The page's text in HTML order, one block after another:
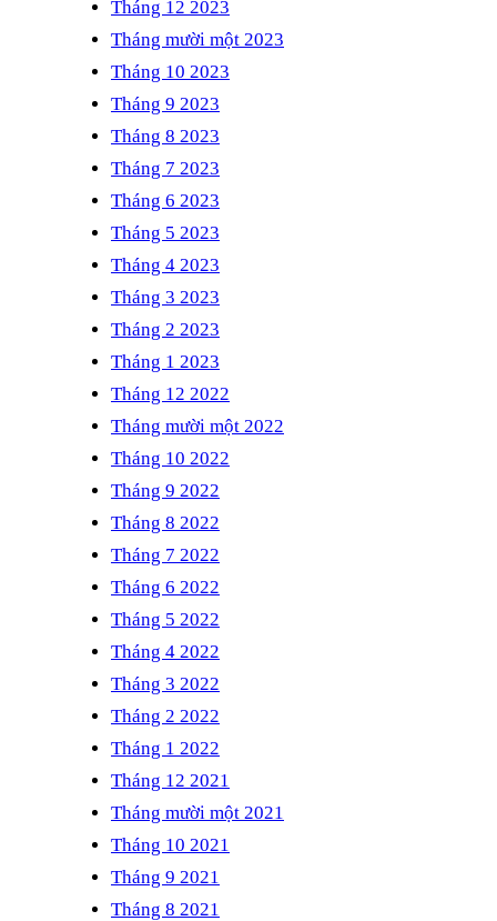
Tháng 12 2023
Tháng mười một 2023
Tháng 10 2023
Tháng 9 2023
Tháng 8 2023
Tháng 7 2023
Tháng 6 2023
Tháng 5 2023
Tháng 4 2023
Tháng 3 2023
Tháng 2 2023
Tháng 1 2023
Tháng 12 2022
Tháng mười một 2022
Tháng 10 2022
Tháng 9 2022
Tháng 8 2022
Tháng 7 2022
Tháng 6 2022
Tháng 5 2022
Tháng 4 2022
Tháng 3 2022
Tháng 2 2022
Tháng 1 2022
Tháng 12 2021
Tháng mười một 2021
Tháng 10 2021
Tháng 9 2021
Tháng 8 2021